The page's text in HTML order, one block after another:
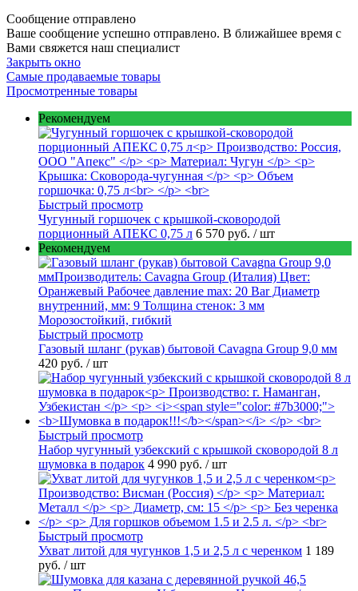
Сообщение отправлено
Ваше сообщение успешно отправлено. В ближайшее время с
Вами свяжется наш специалист
Закрыть окно
Самые продаваемые товары
Просмотренные товары
Рекомендуем
Быстрый просмотр
Чугунный горшочек с крышкой-сковородой
порционный АПЕКС 0,75 л 6 570 руб. / шт
Рекомендуем
Быстрый просмотр
Газовый шланг (рукав) бытовой Cavagna Group 9,0 мм
420 руб. / шт
Быстрый просмотр
Набор чугунный узбекский с крышкой сковородой 8 л
шумовка в подарок 4 990 руб. / шт
Быстрый просмотр
Ухват литой для чугунков 1,5 и 2,5 л с черенком 1 189
руб. / шт